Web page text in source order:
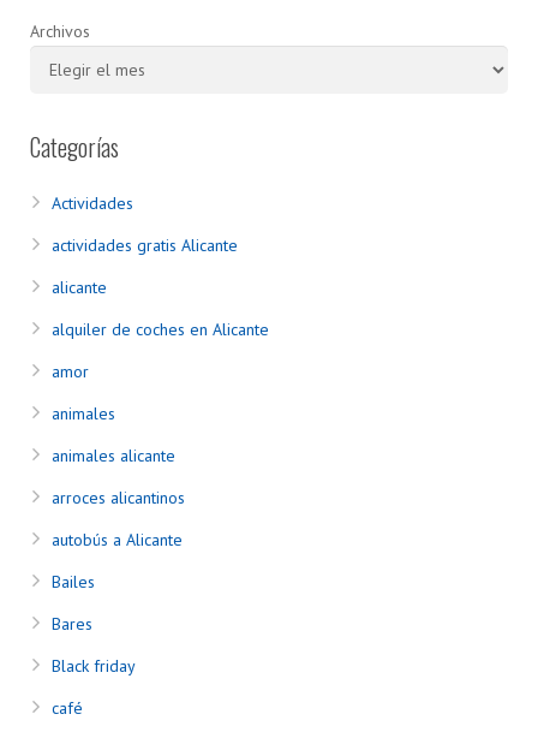
Archivos
Categorías
Actividades
actividades gratis Alicante
alicante
alquiler de coches en Alicante
amor
animales
animales alicante
arroces alicantinos
autobús a Alicante
Bailes
Bares
Black friday
café